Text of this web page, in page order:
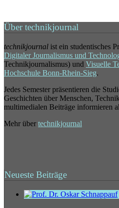
Über technikjournal
technikjournal ist ein studentisches
Digitaler Journalismus und
Technikjournalismus) und Visuelle
Hochschule Bonn-Rhein-Sieg.
Jedes Semester präsentieren die
Geschichten über Menschen,
multimedialen Beiträge informieren
Mehr über technikjournal
Neueste Beiträge